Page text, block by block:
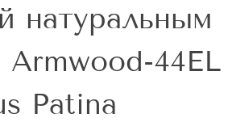
натуральным
44EL
Patina